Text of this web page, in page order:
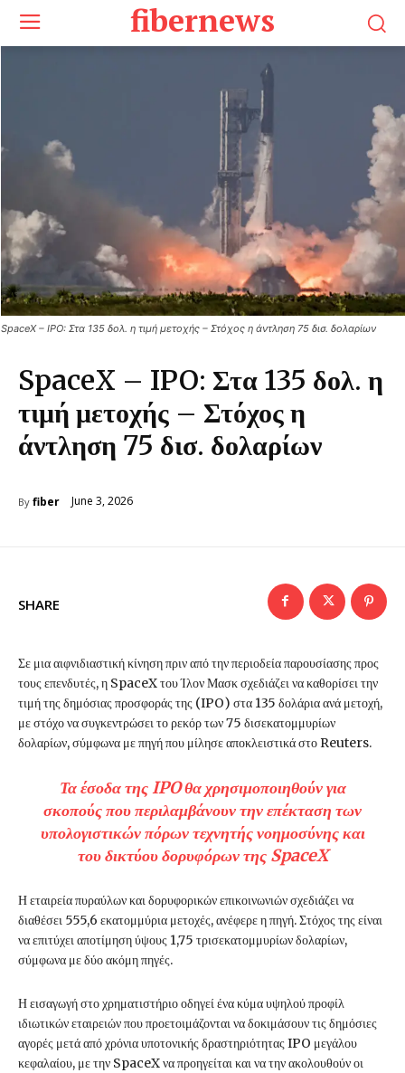
fibernews
SpaceX – IPO: Στα 135 δολ. η
τιμή μετοχής – Στόχος η
άντληση 75 δισ. δολαρίων
By fiber June 3, 2026
SpaceX – IPO: Στα 135 δολ. η τιμή μετοχής – Στόχος η άντληση 75 δισ. δολαρίων
SHARE
Σε μια αιφνιδιαστική κίνηση πριν από την περιοδεία παρουσίασης προς
τους επενδυτές, η SpaceX του Ίλον Μασκ σχεδιάζει να καθορίσει την
τιμή της δημόσιας προσφοράς της (IPO) στα 135 δολάρια ανά μετοχή,
με στόχο να συγκεντρώσει το ρεκόρ των 75 δισεκατομμυρίων
δολαρίων, σύμφωνα με πηγή που μίλησε αποκλειστικά στο Reuters.
Τα έσοδα της IPO θα χρησιμοποιηθούν για
σκοπούς που περιλαμβάνουν την επέκταση των
υπολογιστικών πόρων τεχνητής νοημοσύνης και
του δικτύου δορυφόρων της SpaceX
Η εταιρεία πυραύλων και δορυφορικών επικοινωνιών σχεδιάζει να
διαθέσει 555,6 εκατομμύρια μετοχές, ανέφερε η πηγή. Στόχος της είναι
να επιτύχει αποτίμηση ύψους 1,75 τρισεκατομμυρίων δολαρίων,
σύμφωνα με δύο ακόμη πηγές.
Η εισαγωγή στο χρηματιστήριο οδηγεί ένα κύμα υψηλού προφίλ
ιδιωτικών εταιρειών που προετοιμάζονται να δοκιμάσουν τις δημόσιες
αγορές μετά από χρόνια υποτονικής δραστηριότητας IPO μεγάλου
κεφαλαίου, με την SpaceX να προηγείται και να την ακολουθούν οι